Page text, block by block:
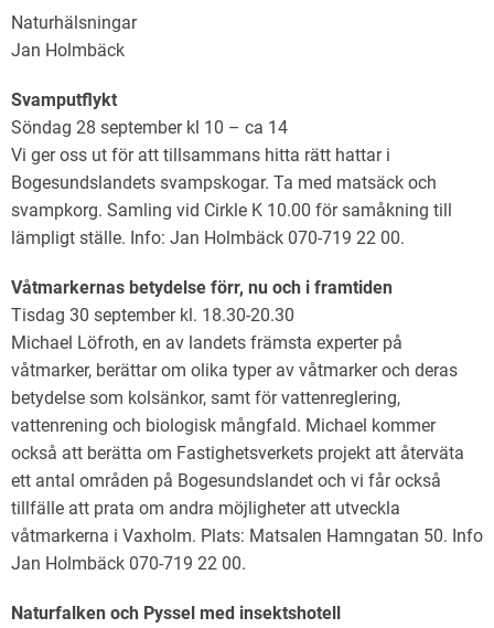
Naturhälsningar
Jan Holmbäck
Svamputflykt
Söndag 28 september kl 10 – ca 14
Vi ger oss ut för att tillsammans hitta rätt hattar i
Bogesundslandets svampskogar. Ta med matsäck och
svampkorg. Samling vid Cirkle K 10.00 för samåkning till
lämpligt ställe. Info: Jan Holmbäck 070-719 22 00.
Våtmarkernas betydelse förr, nu och i framtiden
Tisdag 30 september kl. 18.30-20.30
Michael Löfroth, en av landets främsta experter på
våtmarker, berättar om olika typer av våtmarker och deras
betydelse som kolsänkor, samt för vattenreglering,
vattenrening och biologisk mångfald. Michael kommer
också att berätta om Fastighetsverkets projekt att återväta
ett antal områden på Bogesundslandet och vi får också
tillfälle att prata om andra möjligheter att utveckla
våtmarkerna i Vaxholm. Plats: Matsalen Hamngatan 50. Info
Jan Holmbäck 070-719 22 00.
Naturfalken och Pyssel med insektshotell